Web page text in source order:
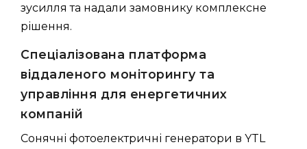
зусилля та надали замовнику комплексне
рішення.
Спеціалізована платформа
віддаленого моніторингу та
управління для енергетичних
компаній
Сонячні фотоелектричні генератори в YTL